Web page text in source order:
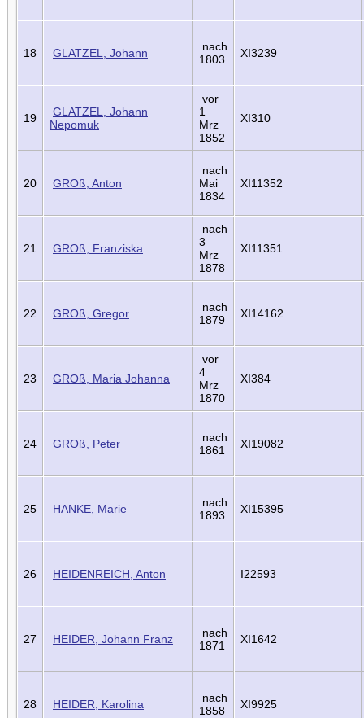
18 GLATZEL, Johann
nach
1803
XI3239
19
GLATZEL, Johann
Nepomuk
vor
1
Mrz
1852
XI310
20 GROß, Anton
nach
Mai
1834
XI11352
21 GROß, Franziska
nach
3
Mrz
1878
XI11351
22 GROß, Gregor
nach
1879
XI14162
23 GROß, Maria Johanna
vor
4
Mrz
1870
XI384
24 GROß, Peter
nach
1861
XI19082
25 HANKE, Marie
nach
1893
XI15395
26 HEIDENREICH, Anton I22593
27 HEIDER, Johann Franz
nach
1871
XI1642
28 HEIDER, Karolina
nach
1858
XI9925